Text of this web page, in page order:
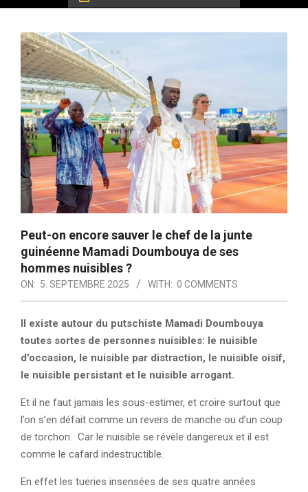
Peut-on encore sauver le chef de la junte
guinéenne Mamadi Doumbouya de ses
hommes nuisibles ?
ON: 5. SEPTEMBRE 2025 WITH: 0 COMMENTS
Il existe autour du putschiste Mamadi Doumbouya
toutes sortes de personnes nuisibles: le nuisible
d’occasion, le nuisible par distraction, le nuisible oisif,
le nuisible persistant et le nuisible arrogant.
Et il ne faut jamais les sous-estimer, et croire surtout que
l’on s’en défait comme un revers de manche ou d’un coup
de torchon. Car le nuisible se révèle dangereux et il est
comme le cafard indestructible.
En effet les tueries insensées de ses quatre années